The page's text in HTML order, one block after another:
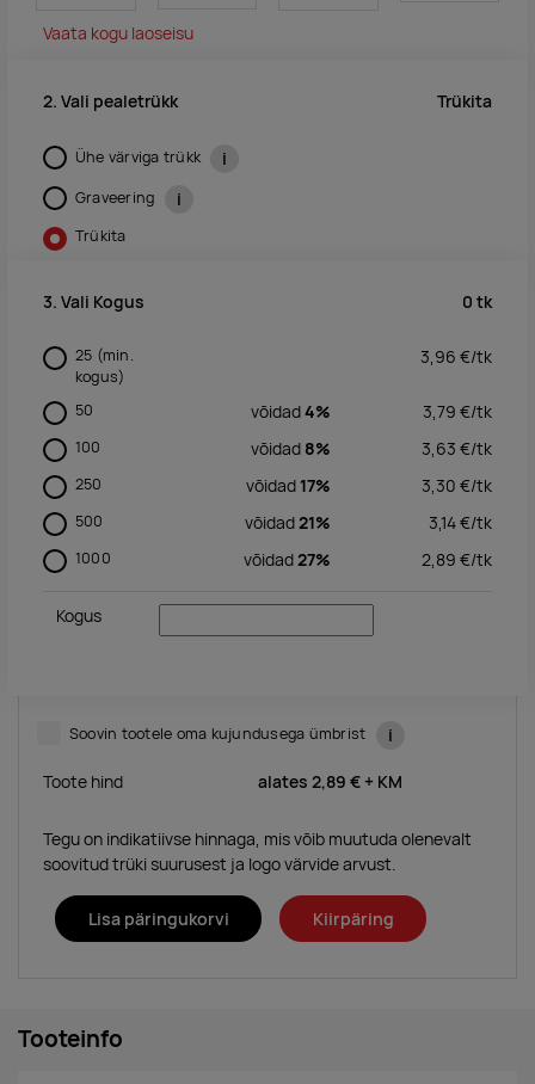
Vaata kogu laoseisu
2. Vali pealetrükk Trükita
Ühe värviga trükk i
Graveering i
Trükita
3. Vali Kogus 0 tk
25 (min.
kogus)
3,96 €/tk
50 võidad4% 3,79 €/tk
100 võidad 8% 3,63 €/tk
250 võidad 17% 3,30 €/tk
500 võidad 21% 3,14€/tk
1000 võidad 27% 2,89 €/tk
Kogus
Soovin tootele oma kujundusega ümbrist i
Toote hind alates 2,89 € + KM
Tegu on indikatiivse hinnaga, mis võib muutuda olenevalt
soovitud trüki suurusest ja logo värvide arvust.
Lisa päringukorvi Kiirpäring
Tooteinfo